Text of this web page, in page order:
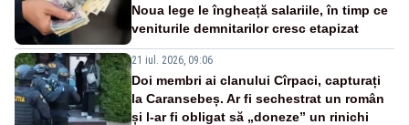
Noua lege le îngheață salariile, în timp ce
veniturile demnitarilor cresc etapizat
21 iul. 2026, 09:06
Doi membri ai clanului Cîrpaci, capturați
la Caransebeș. Ar fi sechestrat un român
și l-ar fi obligat să „doneze” un rinichi